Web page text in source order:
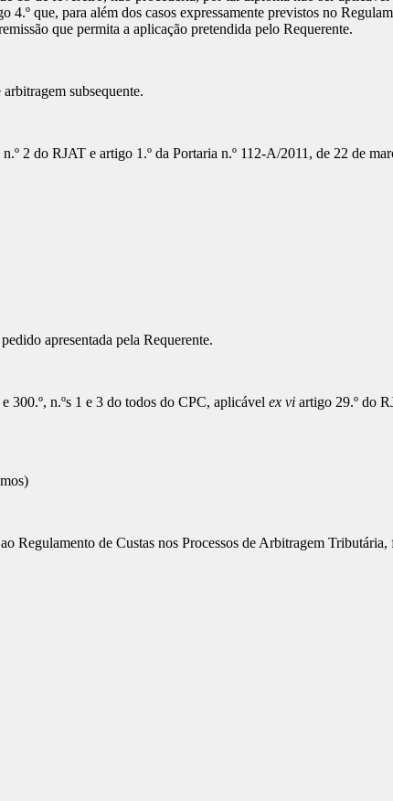
que, para além dos casos expressamente previstos no
que permita a aplicação pretendida pelo Requerente.
subsequente.
2 do RJAT e artigo 1.º da Portaria n.º 112-A/2011, de 22 de
apresentada pela Requerente.
e 300.º, n.ºs 1 e 3 do todos do CPC, aplicável ex vi artigo 29.º do
Regulamento de Custas nos Processos de Arbitragem